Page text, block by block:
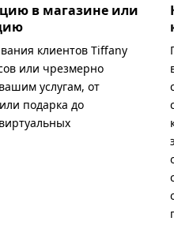
в магазине или
клиентов Tiffany
или чрезмерно
услугам, от
подарка до